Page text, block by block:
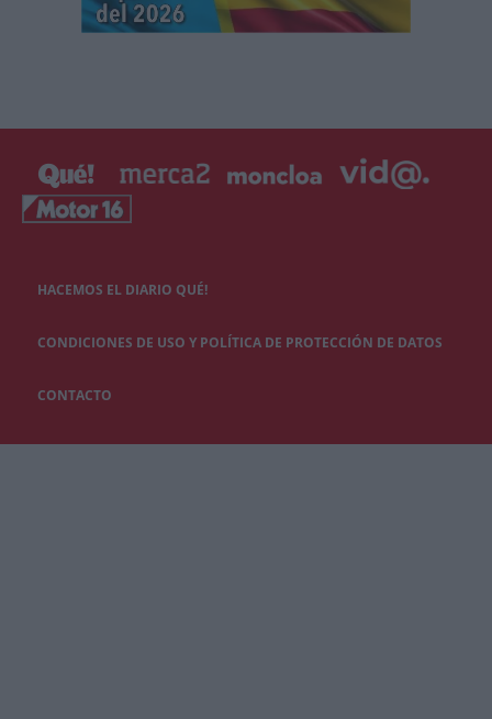
HACEMOS EL DIARIO QUÉ!
CONDICIONES DE USO Y POLÍTICA DE PROTECCIÓN DE DATOS
CONTACTO